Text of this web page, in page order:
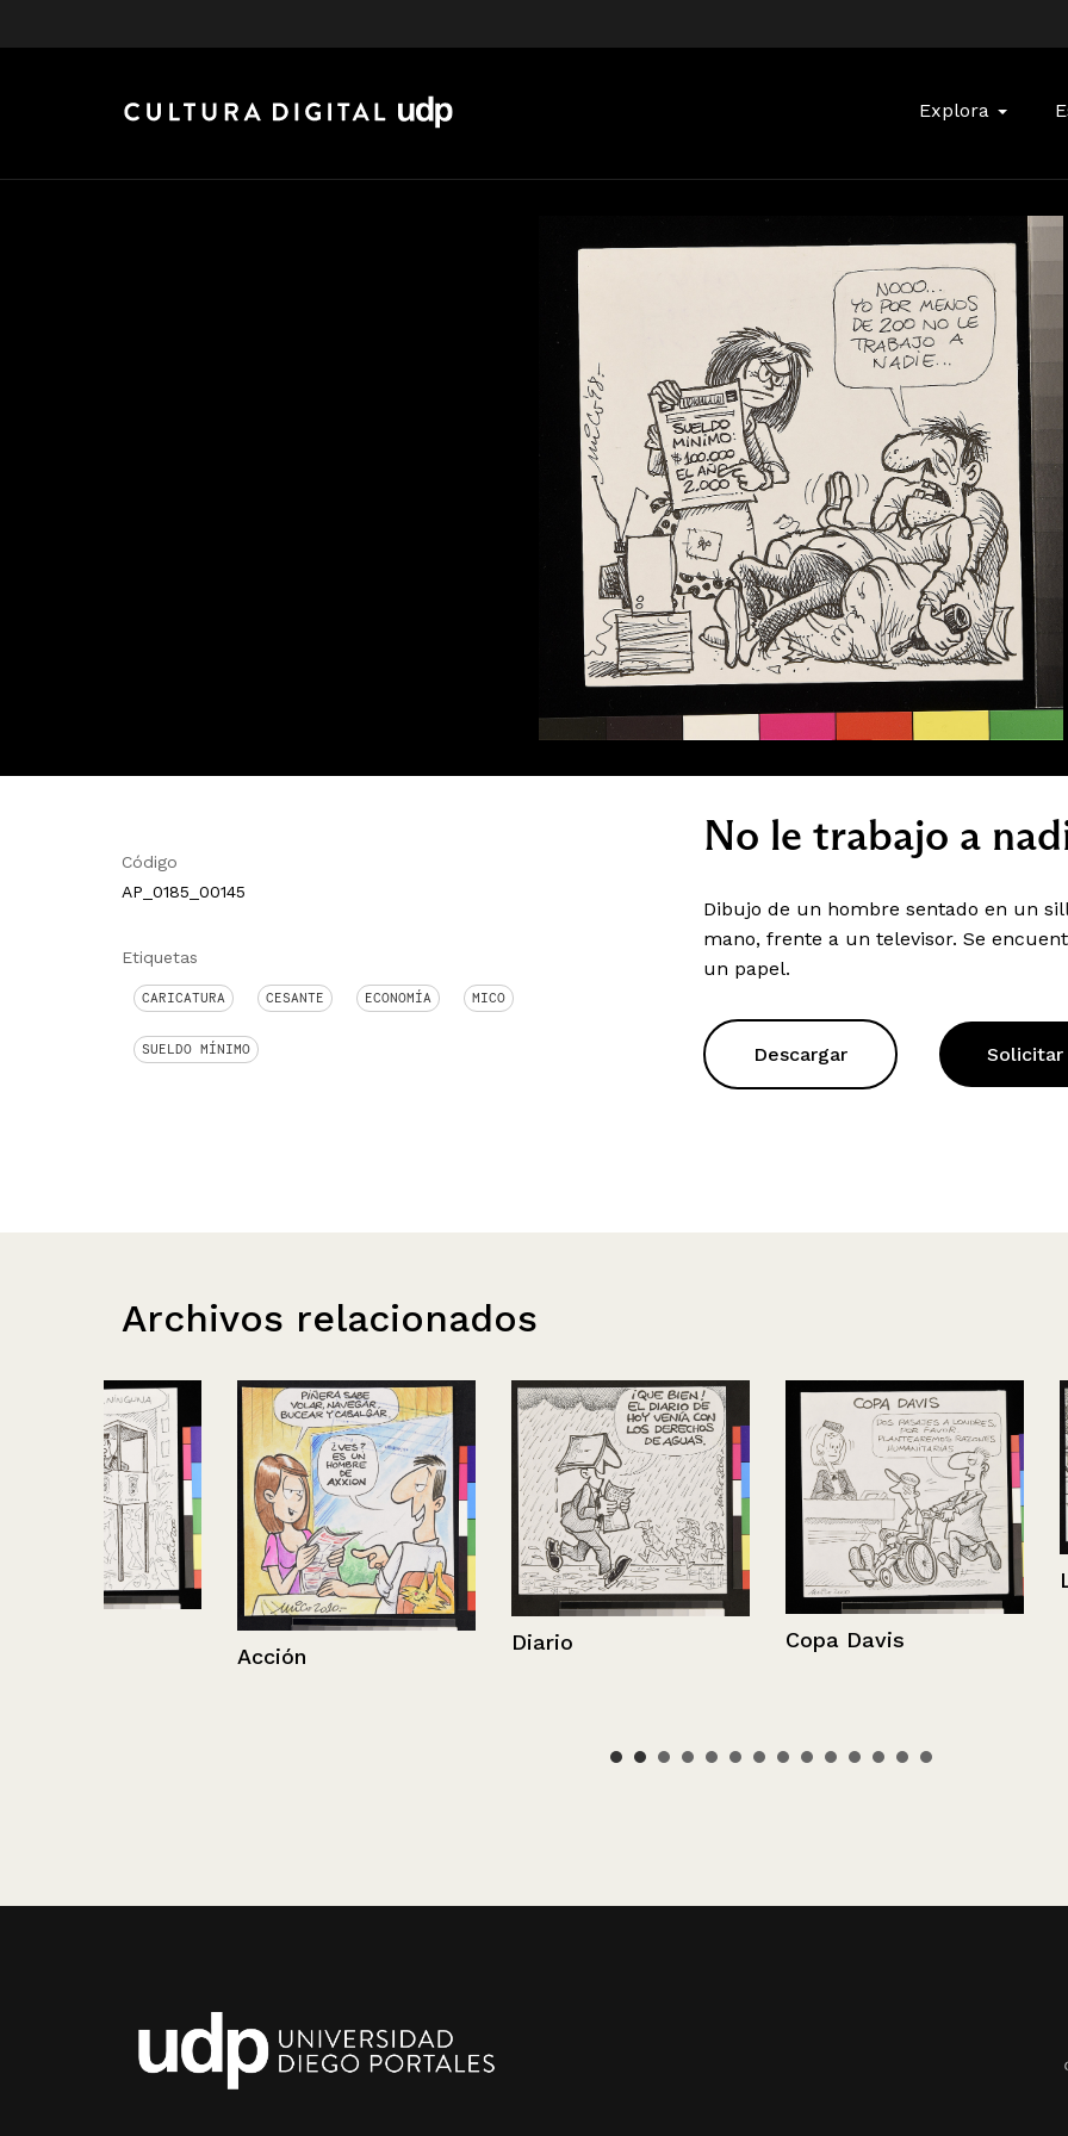
Explora
Código
AP_0185_00145
Etiquetas
CARICATURA CESANTE ECONOMÍA MICO
SUELDO MÍNIMO
No le trabajo a
Dibujo de un hombre sentado en un
mano, frente a un televisor. Se
un papel.
Descargar Solicitar
Archivos relacionados
Llegó solito